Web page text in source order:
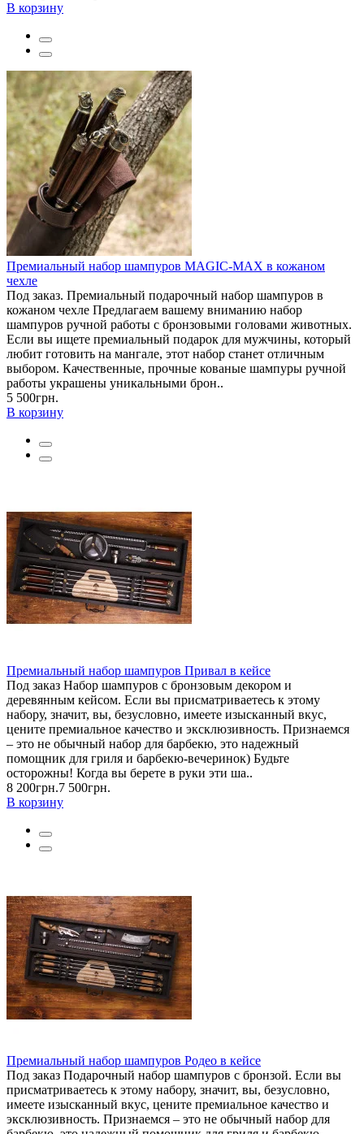
В корзину
Премиальный набор шампуров MAGIC-MAX в кожаном
чехле
Под заказ. Премиальный подарочный набор шампуров в
кожаном чехле Предлагаем вашему вниманию набор
шампуров ручной работы с бронзовыми головами животных.
Если вы ищете премиальный подарок для мужчины, который
любит готовить на мангале, этот набор станет отличным
выбором. Качественные, прочные кованые шампуры ручной
работы украшены уникальными брон..
5 500грн.
В корзину
Премиальный набор шампуров Привал в кейсе
Под заказ Набор шампуров с бронзовым декором и
деревянным кейсом. Если вы присматриваетесь к этому
набору, значит, вы, безусловно, имеете изысканный вкус,
цените премиальное качество и эксклюзивность. Признаемся
– это не обычный набор для барбекю, это надежный
помощник для гриля и барбекю-вечеринок) Будьте
осторожны! Когда вы берете в руки эти ша..
8 200грн.7 500грн.
В корзину
Премиальный набор шампуров Родео в кейсе
Под заказ Подарочный набор шампуров с бронзой. Если вы
присматриваетесь к этому набору, значит, вы, безусловно,
имеете изысканный вкус, цените премиальное качество и
эксклюзивность. Признаемся – это не обычный набор для